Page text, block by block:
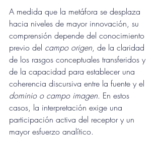
A medida que la metáfora se desplaza
hacia niveles de mayor innovación, su
comprensión depende del conocimiento
previo del campo origen, de la claridad
de los rasgos conceptuales transferidos y
de la capacidad para establecer una
coherencia discursiva entre la fuente y el
dominio o campo imagen. En estos
casos, la interpretación exige una
participación activa del receptor y un
mayor esfuerzo analítico.